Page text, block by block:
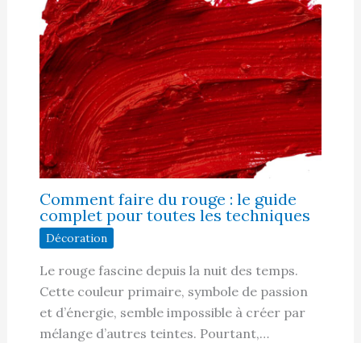
Comment faire du rouge : le guide
complet pour toutes les techniques
Décoration
Le rouge fascine depuis la nuit des temps.
Cette couleur primaire, symbole de passion
et d’énergie, semble impossible à créer par
mélange d’autres teintes. Pourtant,…